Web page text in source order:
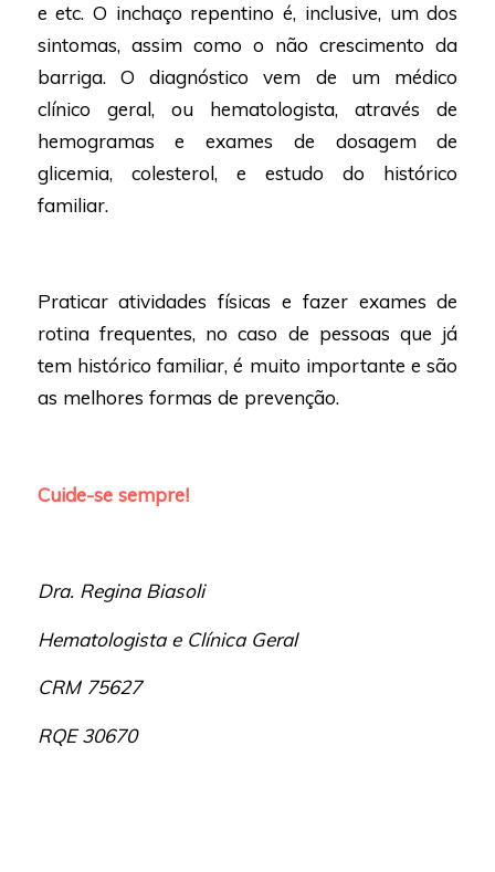
e etc. O inchaço repentino é, inclusive, um dos
sintomas, assim como o não crescimento da
barriga. O diagnóstico vem de um médico
clínico geral, ou hematologista, através de
hemogramas e exames de dosagem de
glicemia, colesterol, e estudo do histórico
familiar.
Praticar atividades físicas e fazer exames de
rotina frequentes, no caso de pessoas que já
tem histórico familiar, é muito importante e são
as melhores formas de prevenção.
Cuide-se sempre!
Dra. Regina Biasoli
Hematologista e Clínica Geral
CRM 75627
RQE 30670